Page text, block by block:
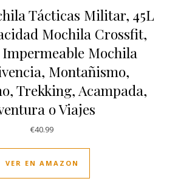
Tácticas Militar, 45L
Mochila Crossfit,
Mochila
Montañismo,
Trekking, Acampada,
o Viajes
€40.99
VER EN AMAZON